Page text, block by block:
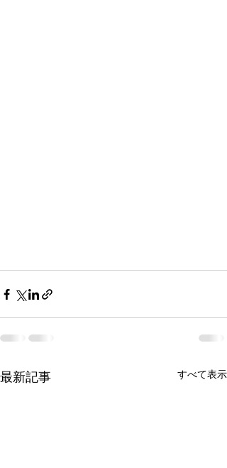
最新記事 すべて表示